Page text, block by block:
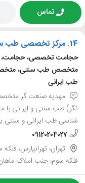
تماس
14. مرکز تخصصی طب
حجامت تخصصی،
متخصص طب سنتی،
طب ایرانی
مهدیه صنعت گر
شناسی طب ایرانی و سنتی
09120204027
فلکه سوم، جنب املاک